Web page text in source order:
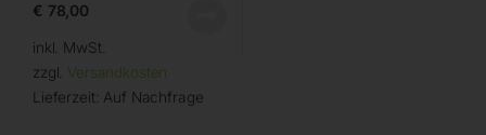
€ 78,00
inkl. MwSt.
zzgl. Versandkosten
Lieferzeit: Auf Nachfrage